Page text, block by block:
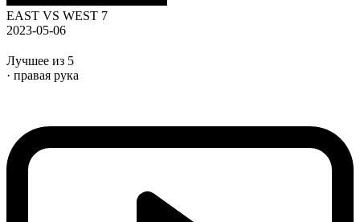
EAST VS WEST 7
2023-05-06
Лучшее из 5
· правая рука